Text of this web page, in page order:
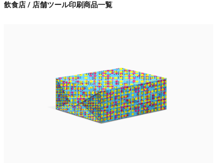
飲食店 / 店舗ツール印刷商品一覧